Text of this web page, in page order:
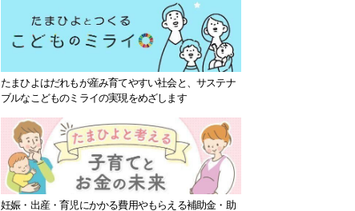
たまひよはだれもが産み育てやすい社会と、サステナ
ブルなこどものミライの実現をめざします
妊娠・出産・育児にかかる費用やもらえる補助金・助